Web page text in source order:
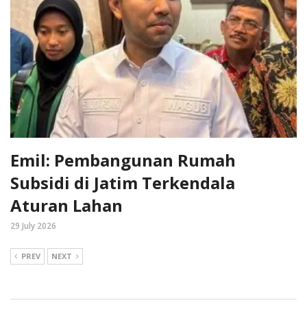
Emil: Pembangunan Rumah
Subsidi di Jatim Terkendala
Aturan Lahan
29 July 2026
PREV NEXT